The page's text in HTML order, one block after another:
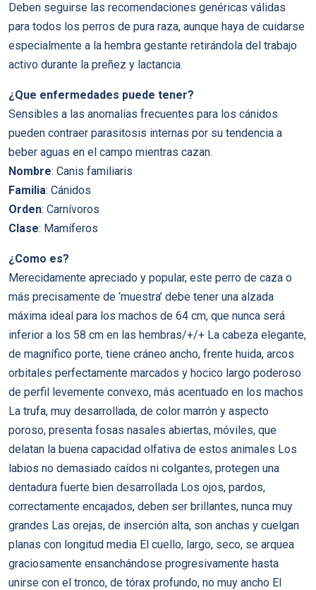
Deben seguirse las recomendaciones genéricas válidas
para todos los perros de pura raza, aunque haya de cuidarse
especialmente a la hembra gestante retirándola del trabajo
activo durante la preñez y lactancia.
¿Que enfermedades puede tener?
Sensibles a las anomalías frecuentes para los cánidos
pueden contraer parasitosis internas por su tendencia a
beber aguas en el campo mientras cazan.
Nombre: Canis familiaris
Familia: Cánidos
Orden: Carnívoros
Clase: Mamíferos
¿Como es?
Merecidamente apreciado y popular, este perro de caza o
más precisamente de ‘muestra’ debe tener una alzada
máxima ideal para los machos de 64 cm, que nunca será
inferior a los 58 cm en las hembras/+/+ La cabeza elegante,
de magnífico porte, tiene cráneo ancho, frente huida, arcos
orbitales perfectamente marcados y hocico largo poderoso
de perfil levemente convexo, más acentuado en los machos
La trufa, muy desarrollada, de color marrón y aspecto
poroso, presenta fosas nasales abiertas, móviles, que
delatan la buena capacidad olfativa de estos animales Los
labios no demasiado caídos ni colgantes, protegen una
dentadura fuerte bien desarrollada Los ojos, pardos,
correctamente encajados, deben ser brillantes, nunca muy
grandes Las orejas, de inserción alta, son anchas y cuelgan
planas con longitud media El cuello, largo, seco, se arquea
graciosamente ensanchándose progresivamente hasta
unirse con el tronco, de tórax profundo, no muy ancho El